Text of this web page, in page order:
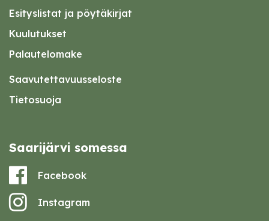
Esityslistat ja pöytäkirjat
Kuulutukset
Palautelomake
Saavutettavuusseloste
Tietosuoja
Saarijärvi somessa
Facebook
Instagram